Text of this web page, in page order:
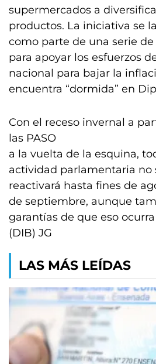
supermercados a
productos. La iniciativa se
como parte de una serie
para apoyar los esfuerzos
nacional para bajar la
encuentra “dormida” en
Con el receso invernal a
las PASO
a la vuelta de la esquina,
actividad parlamentaria no
reactivará hasta fines de
de septiembre, aunque
garantías de que eso
(DIB) JG
LAS MÁS LEÍDAS